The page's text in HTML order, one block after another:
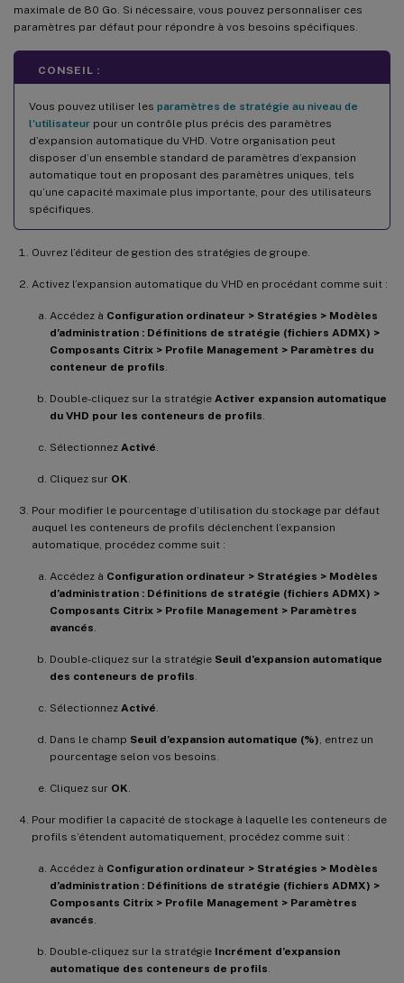
maximale de 80 Go. Si nécessaire, vous pouvez personnaliser ces
paramètres par défaut pour répondre à vos besoins spécifiques.
CONSEIL :
Vous pouvez utiliser les paramètres de stratégie au niveau de
l’utilisateur pour un contrôle plus précis des paramètres
d’expansion automatique du VHD. Votre organisation peut
disposer d’un ensemble standard de paramètres d’expansion
automatique tout en proposant des paramètres uniques, tels
qu’une capacité maximale plus importante, pour des utilisateurs
spécifiques.
Ouvrez l’éditeur de gestion des stratégies de groupe.
Activez l’expansion automatique du VHD en procédant comme suit :
Accédez à Configuration ordinateur > Stratégies > Modèles
d’administration : Définitions de stratégie (fichiers ADMX) >
Composants Citrix > Profile Management > Paramètres du
conteneur de profils
Double-cliquez sur la stratégie Activer expansion automatique
du VHD pour les conteneurs de profils
Sélectionnez Activé
Cliquez sur OK
Pour modifier le pourcentage d’utilisation du stockage par défaut
auquel les conteneurs de profils déclenchent l’expansion
automatique, procédez comme suit :
Accédez à Configuration ordinateur > Stratégies > Modèles
d’administration : Définitions de stratégie (fichiers ADMX) >
Composants Citrix > Profile Management > Paramètres
avancés
Double-cliquez sur la stratégie Seuil d’expansion automatique
des conteneurs de profils
Sélectionnez Activé
Dans le champ Seuil d’expansion automatique (%) , entrez un
pourcentage selon vos besoins.
Cliquez sur OK
Pour modifier la capacité de stockage à laquelle les conteneurs de
profils s’étendent automatiquement, procédez comme suit :
Accédez à Configuration ordinateur > Stratégies > Modèles
d’administration : Définitions de stratégie (fichiers ADMX) >
Composants Citrix > Profile Management > Paramètres
avancés
Double-cliquez sur la stratégie Incrément d’expansion
automatique des conteneurs de profils